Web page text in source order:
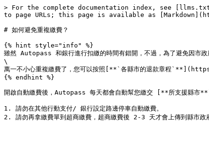
> For the complete documentation index, see
to page URLs; this page is available as
# 如何避免重複繳費？
{% hint style="info" %}
雖然 Autopass 和銀行進行扣繳的時間有錯開，不過，為了避免因市政
\
萬一不小心重複繳費了，您可以按照[**`各縣市的退款章程
{% endhint %}
開啟自動繳費後，Autopass 每天都會自動幫您繳交 [**所支援縣
1. 請勿在其他行動支付/ 銀行設定路邊停車自動繳費。